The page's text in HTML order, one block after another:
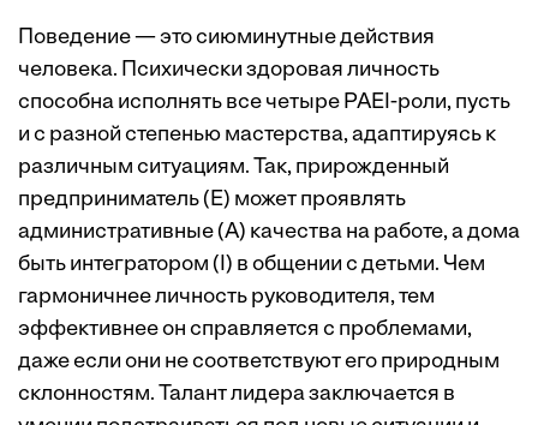
Поведение — это сиюминутные действия
человека. Психически здоровая личность
способна исполнять все четыре PAEI-роли, пусть
и с разной степенью мастерства, адаптируясь к
различным ситуациям. Так, прирожденный
предприниматель (E) может проявлять
административные (A) качества на работе, а дома
быть интегратором (I) в общении с детьми. Чем
гармоничнее личность руководителя, тем
эффективнее он справляется с проблемами,
даже если они не соответствуют его природным
склонностям. Талант лидера заключается в